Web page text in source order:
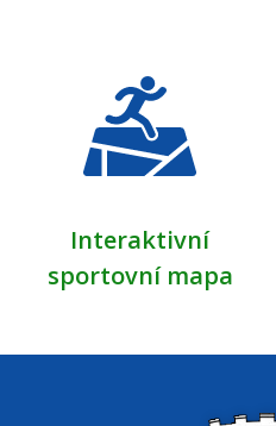
Interaktivní
sportovní mapa